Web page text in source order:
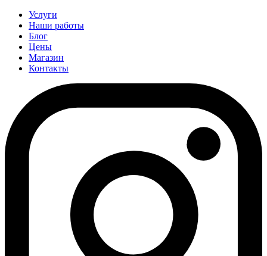
Услуги
Наши работы
Блог
Цены
Магазин
Контакты